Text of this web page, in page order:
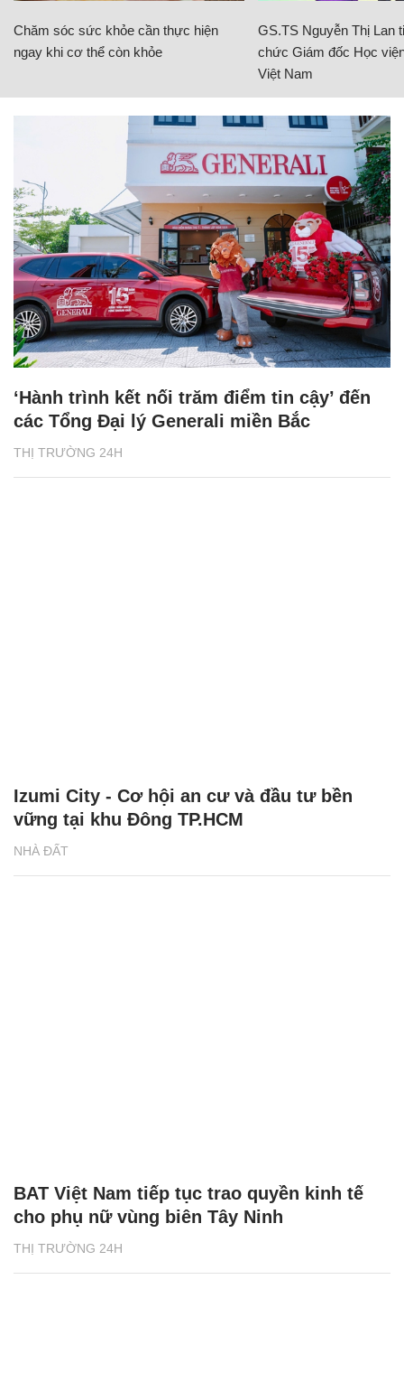
Chăm sóc sức khỏe cần thực hiện
ngay khi cơ thể còn khỏe
GS.TS Nguyễn Thị Lan
chức Giám đốc Học
Việt Nam
THỊ TRƯỜNG 24H
‘Hành trình kết nối trăm điểm tin cậy’ đến
các Tổng Đại lý Generali miền Bắc
NHÀ ĐẤT
Izumi City - Cơ hội an cư và đầu tư bền
vững tại khu Đông TP.HCM
THỊ TRƯỜNG 24H
BAT Việt Nam tiếp tục trao quyền kinh tế
cho phụ nữ vùng biên Tây Ninh